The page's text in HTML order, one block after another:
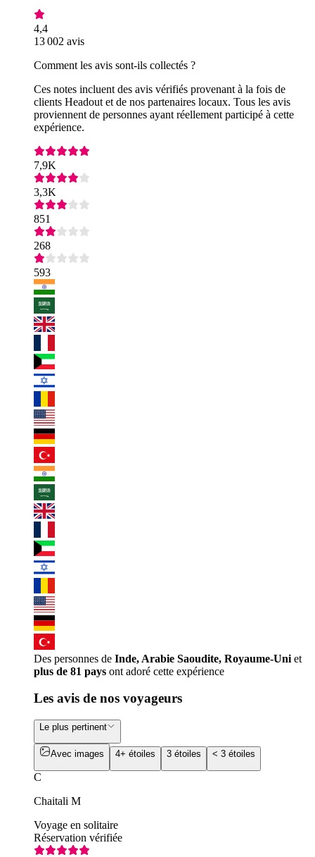
4,4
13 002 avis
Comment les avis sont-ils collectés ?
Ces notes incluent des avis vérifiés provenant à la fois de
clients Headout et de nos partenaires locaux. Tous les avis
proviennent de personnes ayant réellement participé à cette
expérience.
7,9K
3,3K
851
268
593
Des personnes de Inde, Arabie Saoudite, Royaume-Uni et
plus de 81 pays ont adoré cette expérience
Les avis de nos voyageurs
Le plus pertinent
Avec images 4+ étoiles 3 étoiles < 3 étoiles
C
Chaitali M
Voyage en solitaire
Réservation vérifiée